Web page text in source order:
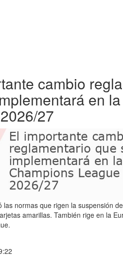
cambio
en
27
las normas que rigen la suspensión
amarillas. También rige en la